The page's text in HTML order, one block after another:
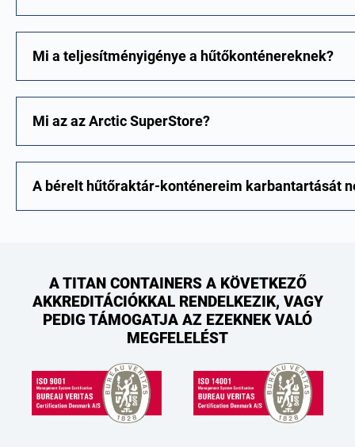
Mi a teljesítményigénye a hűtőkonténereknek?
Mi az az Arctic SuperStore?
A bérelt hűtőraktár-konténereim karbantartását
A TITAN CONTAINERS A KÖVETKEZŐ
AKKREDITÁCIÓKKAL RENDELKEZIK, VAGY
PEDIG TÁMOGATJA AZ EZEKNEK VALÓ
MEGFELELÉST